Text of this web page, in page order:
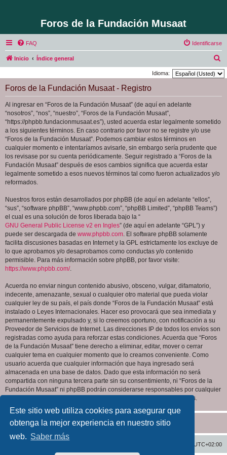
Este sitio web utiliza cookies para asegurar que
obtenga la mejor experiencia en nuestro sitio
web. Saber más
Foros de la Fundación Musaat
FAQ Identificarse
Inicio Índice general
u
Idioma:
Foros de la Fundación Musaat - Registro
Al ingresar en “Foros de la Fundación Musaat” (de aquí en adelante
“nosotros”, “nos”, “nuestro”, “Foros de la Fundación Musaat”,
“https://phpbb.fundacionmusaat.es”), usted acuerda estar legalmente sometido
a los siguientes términos. En caso contrario por favor no se registre y/o use
“Foros de la Fundación Musaat”. Podemos cambiar estos términos en
cualquier momento e intentaríamos avisarle, sin embargo sería prudente que
los revisase por su cuenta periódicamente. Seguir registrado a “Foros de la
Fundación Musaat” después de esos cambios significa que acuerda estar
legalmente sometido a esos nuevos términos tal como fueron actualizados y/o
reformados.
Nuestros foros están desarrollados por phpBB (de aquí en adelante “ellos”,
“sus”, “software phpBB”, “www.phpbb.com”, “phpBB Limited”, “phpBB Teams”)
el cual es una solución de foros liberada bajo la “
GNU General Public License v2 en Ingles” (de aquí en adelante “GPL”) y
puede ser descargada de www.phpbb.com. El software phpBB solamente
facilita discusiones basadas en Internet y la GPL estrictamente los excluye de
lo que aprobamos y/o desaprobamos como conductas y/o contenido
permisible. Para más información sobre phpBB, por favor visite:
https://www.phpbb.com/.
Acuerda no enviar ningun contenido abusivo, obsceno, vulgar, difamatorio,
indecente, amenazante, sexual o cualquier otro material que pueda violar
cualquier ley de su país, el país donde “Foros de la Fundación Musaat” está
instalado o Leyes Internacionales. Hacer eso provocará que sea inmediata y
permanentemente expulsado y, si lo creemos oportuno, con notificación a su
Proveedor de Servicios de Internet. Las direcciones IP de todos los envíos son
registradas como ayuda para reforzar estas condiciones. Acuerda que “Foros
de la Fundación Musaat” tiene derecho a eliminar, editar, mover o cerrar
cualquier tema en cualquier momento que lo creamos conveniente. Como
usuario acuerda que cualquier información que haya ingresado será
almacenada en una base de datos. Dado que esta información no será
compartida con ninguna tercera parte sin su consentimiento, ni “Foros de la
Fundación Musaat” ni phpBB podrán considerarse responsables por cualquier
intento de hacking que conlleve a que los datos sean comprometidos.
UTC+02:00